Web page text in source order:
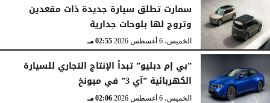
سمارت تطلق سيارة جديدة ذات مقعدين
وتروج لها بلوحات جدارية
الخميس، 6 أغسطس 2026 02:55 مـ
”بي إم دبليو” تبدأ الإنتاج التجاري للسيارة
الكهربائية ”آي 3” في ميونخ
الخميس، 6 أغسطس 2026 02:06 مـ